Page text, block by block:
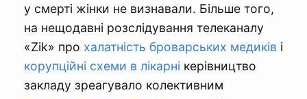
у смерті жінки не визнавали. Більше того,
на нещодавні розслідування телеканалу
«Zik» про халатність броварських медиків і
корупційні схеми в лікарні керівництво
закладу зреагувало колективним